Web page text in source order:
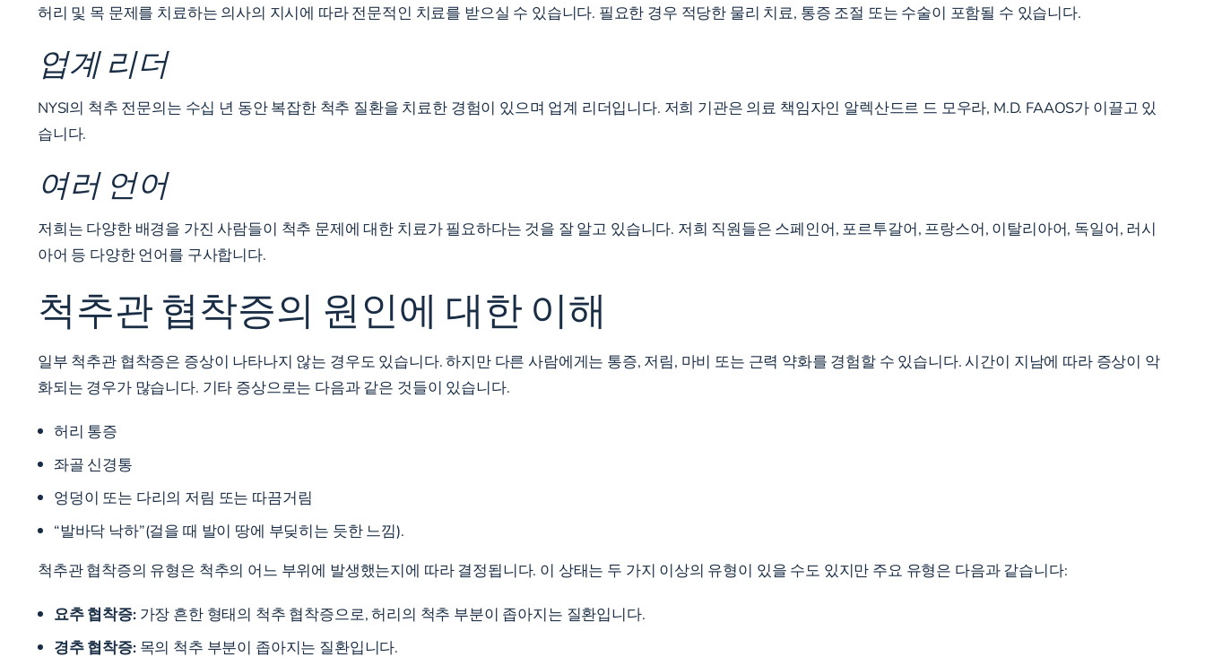
허리 및 목 문제를 치료하는 의사의 지시에 따라 전문적인 치료를 받으실 수 있습니다. 필요한 경우 적당한 물리 치료, 통증 조절 또는 수술이 포함될 수 있습니다.
업계 리더
NYSI의 척추 전문의는 수십 년 동안 복잡한 척추 질환을 치료한 경험이 있으며 업계 리더입니다. 저희 기관은 의료 책임자인 알렉산드르 드 모우라, M.D. FAAOS가 이끌고 있
습니다.
여러 언어
저희는 다양한 배경을 가진 사람들이 척추 문제에 대한 치료가 필요하다는 것을 잘 알고 있습니다. 저희 직원들은 스페인어, 포르투갈어, 프랑스어, 이탈리아어, 독일어, 러시
아어 등 다양한 언어를 구사합니다.
척추관 협착증의 원인에 대한 이해
일부 척추관 협착증은 증상이 나타나지 않는 경우도 있습니다. 하지만 다른 사람에게는 통증, 저림, 마비 또는 근력 약화를 경험할 수 있습니다. 시간이 지남에 따라 증상이 악
화되는 경우가 많습니다. 기타 증상으로는 다음과 같은 것들이 있습니다.
허리 통증
좌골 신경통
엉덩이 또는 다리의 저림 또는 따끔거림
“발바닥 낙하”(걸을 때 발이 땅에 부딪히는 듯한 느낌).
척추관 협착증의 유형은 척추의 어느 부위에 발생했는지에 따라 결정됩니다. 이 상태는 두 가지 이상의 유형이 있을 수도 있지만 주요 유형은 다음과 같습니다:
요추 협착증:가장 흔한 형태의 척추 협착증으로, 허리의 척추 부분이 좁아지는 질환입니다.
경추 협착증:목의 척추 부분이 좁아지는 질환입니다.